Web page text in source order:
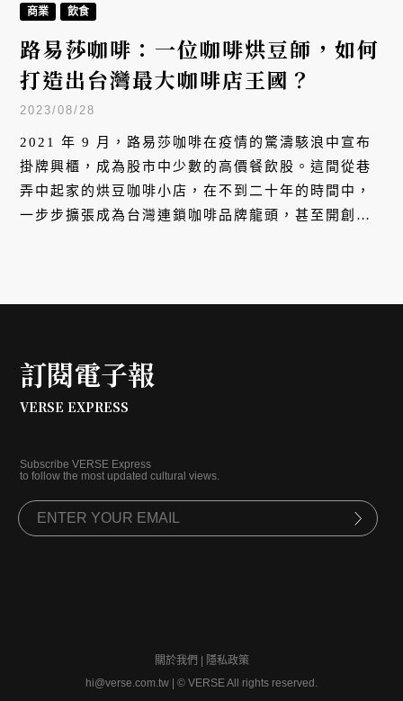
商業 飲食
路易莎咖啡：一位咖啡烘豆師，如何
打造出台灣最大咖啡店王國？
2023/08/28
2021 年 9 月，路易莎咖啡在疫情的驚濤駭浪中宣布
掛牌興櫃，成為股市中少數的高價餐飲股。這間從巷
弄中起家的烘豆咖啡小店，在不到二十年的時間中，
一步步擴張成為台灣連鎖咖啡品牌龍頭，甚至開創健
訂閱電子報
VERSE EXPRESS
Subscribe VERSE Express
to follow the most updated cultural views.
關於我們
隱私政策
hi@verse.com.tw
© VERSE All rights reserved.